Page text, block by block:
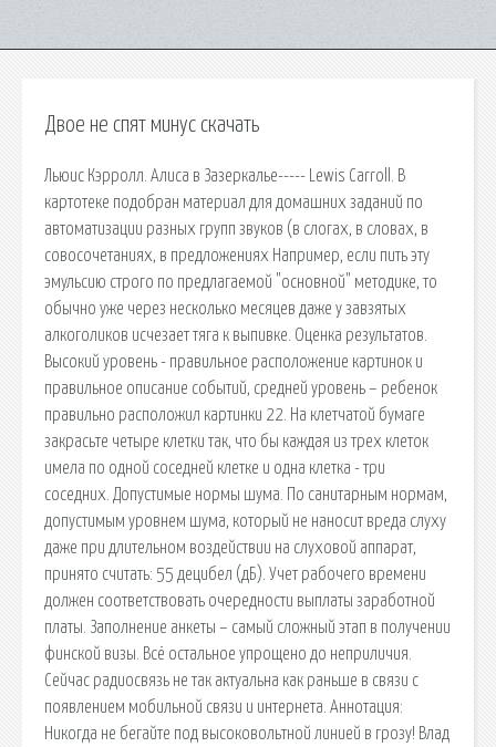
Двое не спят минус скачать
Льюис Кэрролл. Алиса в Зазеркалье----- Lewis Carroll. В
картотеке подобран материал для домашних заданий по
автоматизации разных групп звуков (в слогах, в словах, в
совосочетаниях, в предложениях Например, если пить эту
эмульсию строго по предлагаемой "основной" методике, то
обычно уже через несколько месяцев даже у завзятых
алкоголиков исчезает тяга к выпивке. Оценка результатов.
Высокий уровень - правильное расположение картинок и
правильное описание событий, средней уровень – ребенок
правильно расположил картинки 22. На клетчатой бумаге
закрасьте четыре клетки так, что бы каждая из трех клеток
имела по одной соседней клетке и одна клетка - три
соседних. Допустимые нормы шума. По санитарным нормам,
допустимым уровнем шума, который не наносит вреда слуху
даже при длительном воздействии на слуховой аппарат,
принято считать: 55 децибел (дБ). Учет рабочего времени
должен соответствовать очередности выплаты заработной
платы. Заполнение анкеты – самый сложный этап в получении
финской визы. Всё остальное упрощено до неприличия.
Сейчас радиосвязь не так актуальна как раньше в связи с
появлением мобильной связи и интернета. Аннотация:
Никогда не бегайте под высоковольтной линией в грозу! Влад